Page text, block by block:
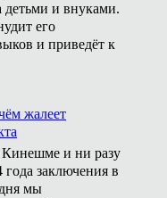
детьми и внуками.
его
и приведёт к
жалеет
Кинешме и ни разу
заключения в
мы